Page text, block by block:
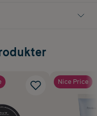
Nice Price